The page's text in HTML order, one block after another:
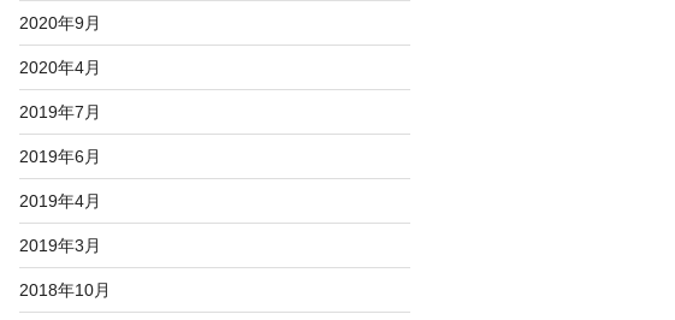
2020年9月
2020年4月
2019年7月
2019年6月
2019年4月
2019年3月
2018年10月